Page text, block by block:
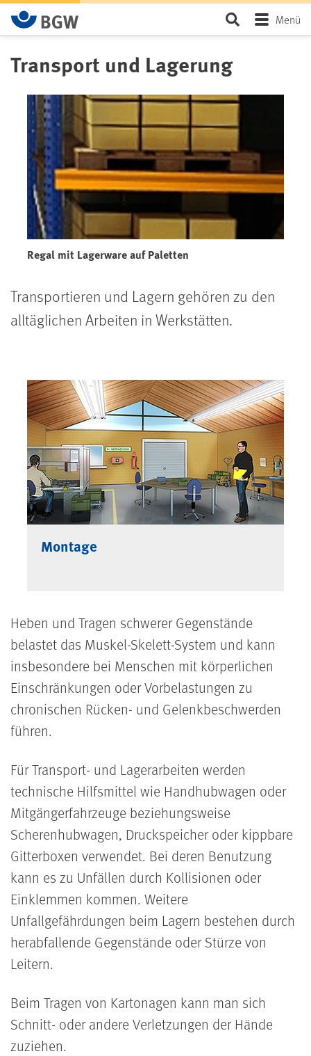
Zum Hauptinhalt springen SeiteMenü
Transport und Lagerung
Regal mit Lagerware auf Paletten
Transportieren und Lagern gehören zu den
alltäglichen Arbeiten in Werkstätten.
Montage
Heben und Tragen schwerer Gegenstände
belastet das Muskel-Skelett-System und kann
insbesondere bei Menschen mit körperlichen
Einschränkungen oder Vorbelastungen zu
chronischen Rücken- und Gelenkbeschwerden
führen.
Für Transport- und Lagerarbeiten werden
technische Hilfsmittel wie Handhubwagen oder
Mitgängerfahrzeuge beziehungsweise
Scherenhubwagen, Druckspeicher oder kippbare
Gitterboxen verwendet. Bei deren Benutzung
kann es zu Unfällen durch Kollisionen oder
Einklemmen kommen. Weitere
Unfallgefährdungen beim Lagern bestehen durch
herabfallende Gegenstände oder Stürze von
Leitern.
Beim Tragen von Kartonagen kann man sich
Schnitt- oder andere Verletzungen der Hände
zuziehen.